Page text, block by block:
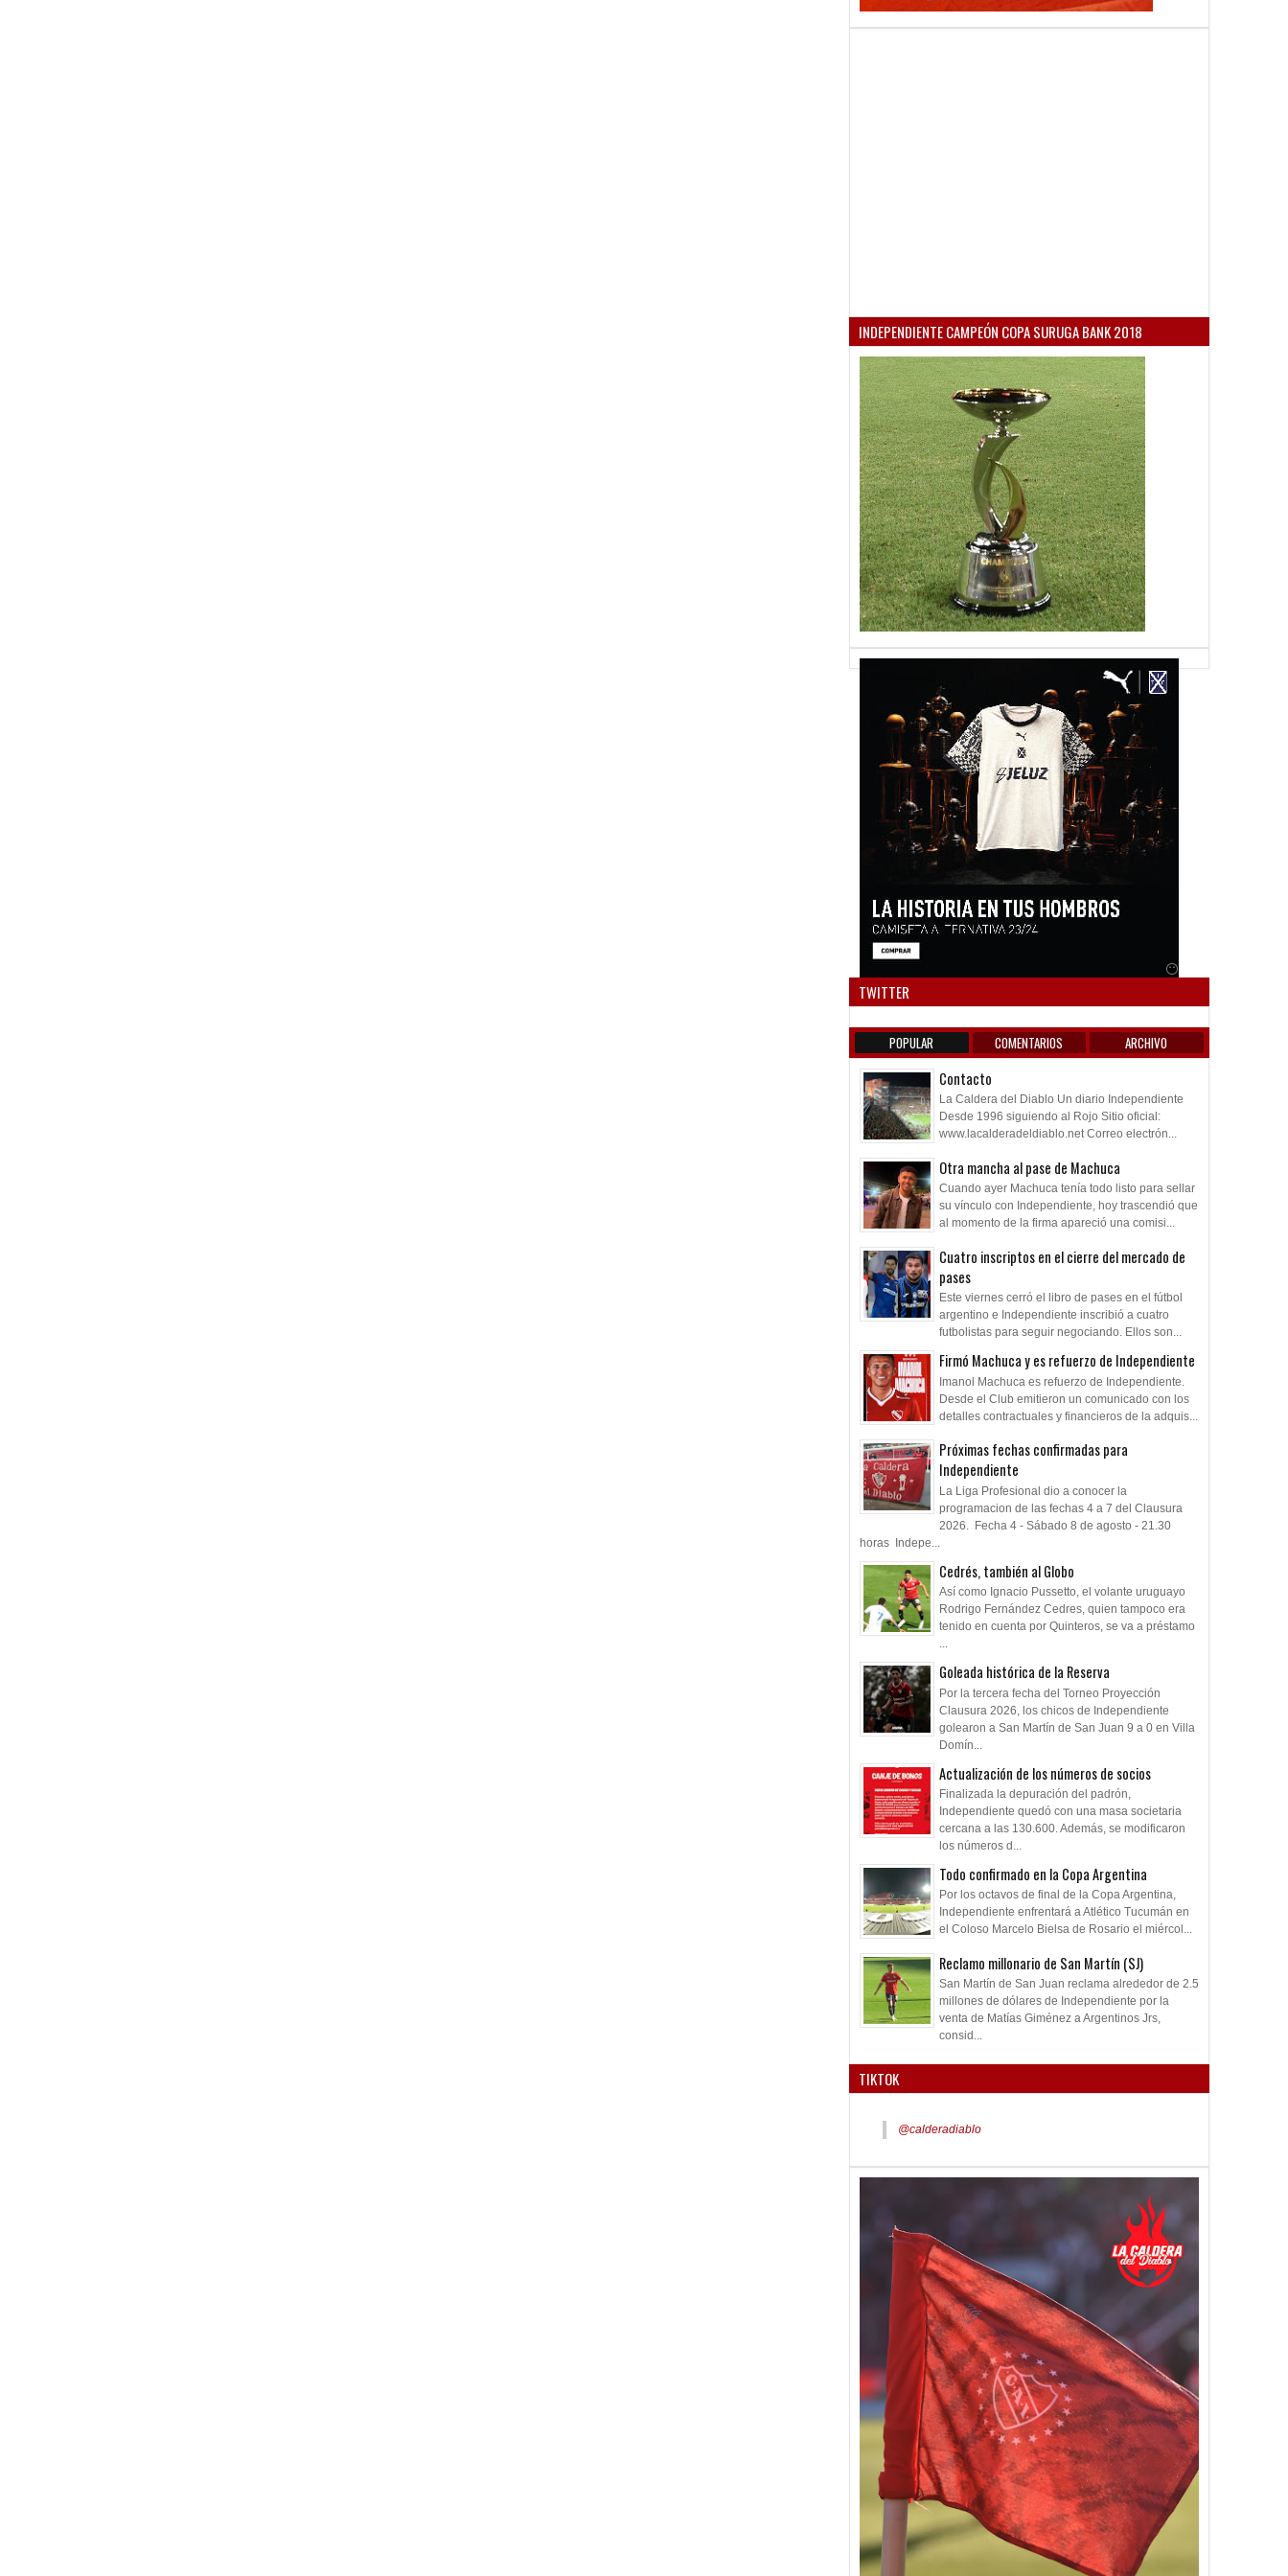
INDEPENDIENTE CAMPEÓN COPA SURUGA BANK 2018
TWITTER
POPULAR COMENTARIOS ARCHIVO
Contacto
La Caldera del Diablo Un diario Independiente
Desde 1996 siguiendo al Rojo Sitio oficial:
www.lacalderadeldiablo.net Correo electrón...
Otra mancha al pase de Machuca
Cuando ayer Machuca tenía todo listo para sellar
su vínculo con Independiente, hoy trascendió que
al momento de la firma apareció una comisi...
Cuatro inscriptos en el cierre del mercado de
pases
Este viernes cerró el libro de pases en el fútbol
argentino e Independiente inscribió a cuatro
futbolistas para seguir negociando. Ellos son...
Firmó Machuca y es refuerzo de Independiente
Imanol Machuca es refuerzo de Independiente.
Desde el Club emitieron un comunicado con los
detalles contractuales y financieros de la adquis...
Próximas fechas confirmadas para
Independiente
La Liga Profesional dio a conocer la
programacion de las fechas 4 a 7 del Clausura
2026. Fecha 4 - Sábado 8 de agosto - 21.30
horas Indepe...
Cedrés, también al Globo
Así como Ignacio Pussetto, el volante uruguayo
Rodrigo Fernández Cedres, quien tampoco era
tenido en cuenta por Quinteros, se va a préstamo
...
Goleada histórica de la Reserva
Por la tercera fecha del Torneo Proyección
Clausura 2026, los chicos de Independiente
golearon a San Martín de San Juan 9 a 0 en Villa
Domín...
Actualización de los números de socios
Finalizada la depuración del padrón,
Independiente quedó con una masa societaria
cercana a las 130.600. Además, se modificaron
los números d...
Todo confirmado en la Copa Argentina
Por los octavos de final de la Copa Argentina,
Independiente enfrentará a Atlético Tucumán en
el Coloso Marcelo Bielsa de Rosario el miércol...
Reclamo millonario de San Martín (SJ)
San Martín de San Juan reclama alrededor de 2.5
millones de dólares de Independiente por la
venta de Matías Giménez a Argentinos Jrs,
consid...
TIKTOK
@calderadiablo